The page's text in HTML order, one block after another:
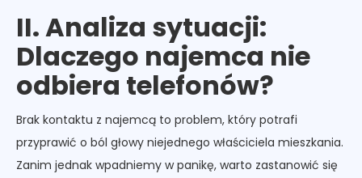
II. Analiza sytuacji:
Dlaczego najemca nie
odbiera telefonów?
Brak kontaktu z najemcą to problem, który potrafi
przyprawić o ból głowy niejednego właściciela mieszkania.
Zanim jednak wpadniemy w panikę, warto zastanowić się